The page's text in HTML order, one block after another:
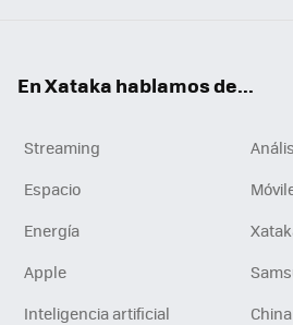
En Xataka hablamos de...
Streaming
Espacio
Energía
Apple
Inteligencia artificial
China